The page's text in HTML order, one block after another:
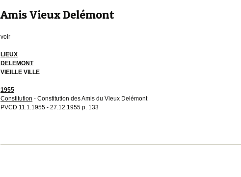
Amis Vieux Delémont
voir
LIEUX
DELEMONT
VIEILLE VILLE
1955
Constitution - Constitution des Amis du Vieux Delémont
PVCD 11.1.1955 - 27.12.1955 p. 133